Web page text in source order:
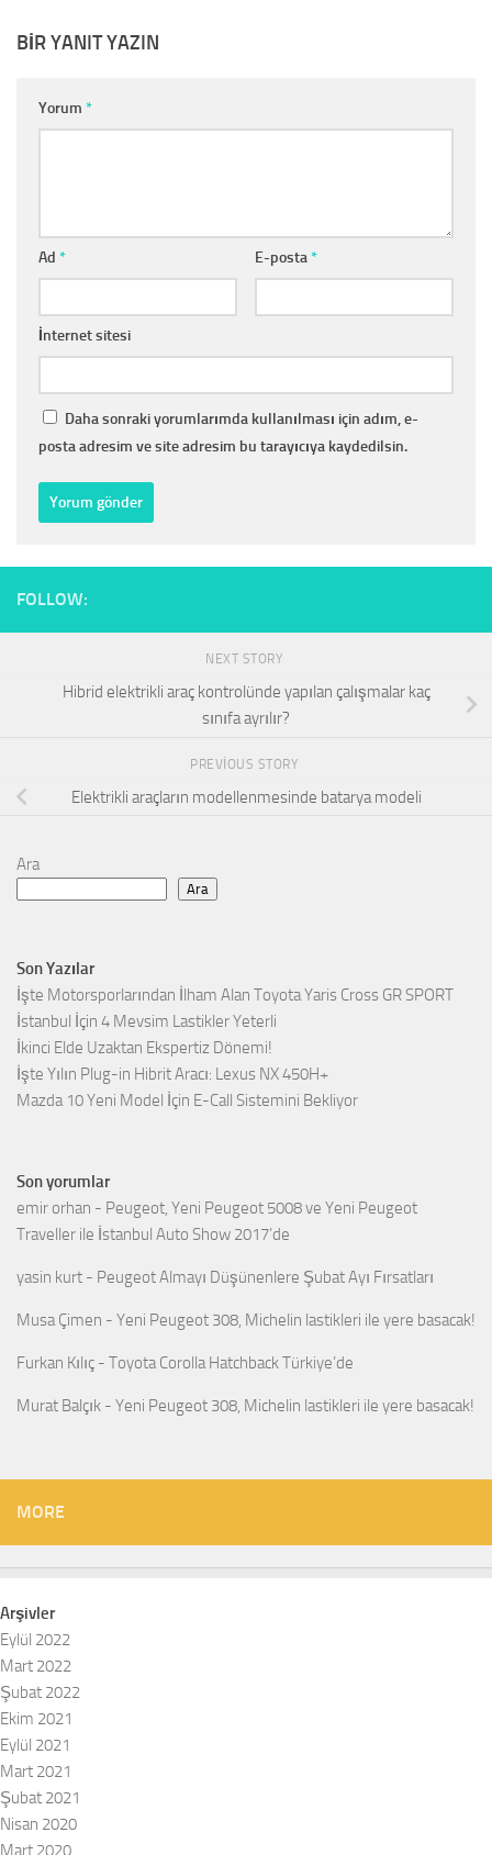
BIR YANIT YAZIN
Yorum *
Ad * E-posta*
İnternet sitesi
Daha sonraki yorumlarımda kullanılması için adım, e-
posta adresim ve site adresim bu tarayıcıya kaydedilsin.
FOLLOW:
NEXT STORY
Hibrid elektrikli araç kontrolünde yapılan çalışmalar kaç
sınıfa ayrılır?
PREVIOUS STORY
Elektrikli araçların modellenmesinde batarya modeli
Ara
Ara
Son Yazılar
İşte Motorsporlarından İlham Alan Toyota Yaris Cross GR SPORT
İstanbul İçin 4 Mevsim Lastikler Yeterli
İkinci Elde Uzaktan Ekspertiz Dönemi!
İşte Yılın Plug-in Hibrit Aracı: Lexus NX 450H+
Mazda 10 Yeni Model İçin E-Call Sistemini Bekliyor
Son yorumlar
emir orhan - Peugeot, Yeni Peugeot 5008 ve Yeni Peugeot
Traveller ile İstanbul Auto Show 2017’de
yasin kurt - Peugeot Almayı Düşünenlere Şubat Ayı Fırsatları
Musa Çimen - Yeni Peugeot 308, Michelin lastikleri ile yere basacak!
Furkan Kılıç - Toyota Corolla Hatchback Türkiye’de
Murat Balçık - Yeni Peugeot 308, Michelin lastikleri ile yere basacak!
MORE
Arşivler
Eylül 2022
Mart 2022
Şubat 2022
Ekim 2021
Eylül 2021
Mart 2021
Şubat 2021
Nisan 2020
Mart 2020